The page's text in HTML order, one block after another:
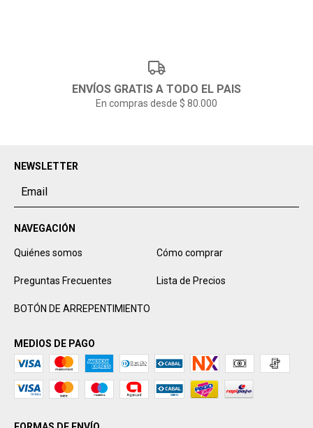
ENVÍOS GRATIS A TODO EL PAIS
En compras desde $ 80.000
NEWSLETTER
NAVEGACIÓN
Quiénes somos Cómo comprar
Preguntas Frecuentes Lista de Precios
BOTÓN DE ARREPENTIMIENTO
MEDIOS DE PAGO